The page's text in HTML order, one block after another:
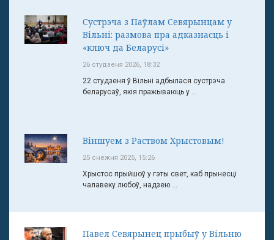
Сустрэча з Паўлам Севярынцам у
Вільні: размова пра адказнасць і
«ключ да Беларусі»
26 студзеня 2026, 18:32
22 студзеня ў Вільні адбылася сустрэча
беларусаў, якія пражываюць у ...
Віншуем з Раством Хрыстовым!
25 снежня 2025, 15:26
Хрыстос прыйшоў у гэты свет, каб прынесці
чалавеку любоў, надзею ...
Павел Севярынец прыбыў у Вільню